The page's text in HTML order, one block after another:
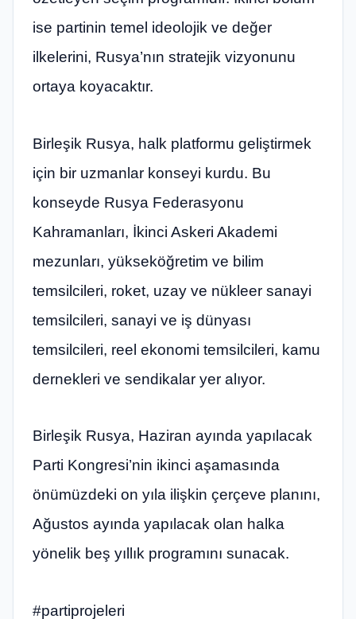
ise partinin temel ideolojik ve değer
ilkelerini, Rusya’nın stratejik vizyonunu
ortaya koyacaktır.
Birleşik Rusya, halk platformu geliştirmek
için bir uzmanlar konseyi kurdu. Bu
konseyde Rusya Federasyonu
Kahramanları, İkinci Askeri Akademi
mezunları, yükseköğretim ve bilim
temsilcileri, roket, uzay ve nükleer sanayi
temsilcileri, sanayi ve iş dünyası
temsilcileri, reel ekonomi temsilcileri, kamu
dernekleri ve sendikalar yer alıyor.
Birleşik Rusya, Haziran ayında yapılacak
Parti Kongresi’nin ikinci aşamasında
önümüzdeki on yıla ilişkin çerçeve planını,
Ağustos ayında yapılacak olan halka
yönelik beş yıllık programını sunacak.
#partiprojeleri